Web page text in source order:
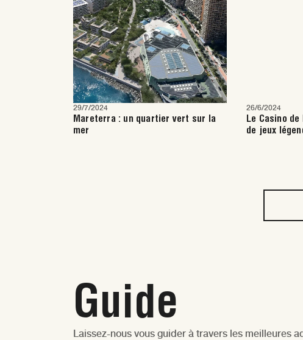
29/7/2024
Mareterra : un quartier vert sur la
mer
26/6/2024
Le Casino
de jeux
Guide
Laissez-nous vous guider à travers les meilleures